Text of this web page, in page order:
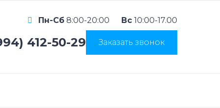
Пн-Сб 8:00-20:00 Вс 10:00-17.00
412-50-29 Заказать звонок